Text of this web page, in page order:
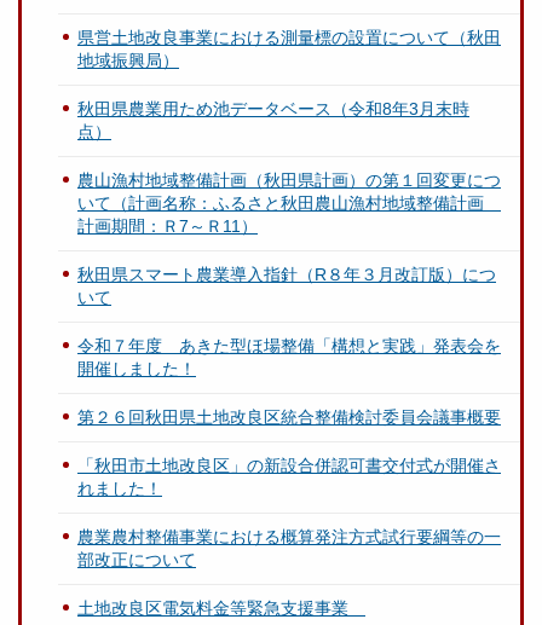
県営土地改良事業における測量標の設置について（秋田
地域振興局）
秋田県農業用ため池データベース（令和8年3月末時
点）
農山漁村地域整備計画（秋田県計画）の第１回変更につ
いて（計画名称：ふるさと秋田農山漁村地域整備計画
計画期間：Ｒ7～Ｒ11）
秋田県スマート農業導入指針（R８年３月改訂版）につ
いて
令和７年度 あきた型ほ場整備「構想と実践」発表会を
開催しました！
第２６回秋田県土地改良区統合整備検討委員会議事概要
「秋田市土地改良区」の新設合併認可書交付式が開催さ
れました！
農業農村整備事業における概算発注方式試行要綱等の一
部改正について
土地改良区電気料金等緊急支援事業